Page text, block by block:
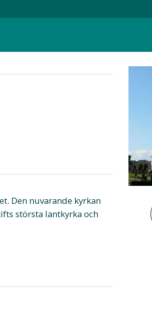
Den nuvarande kyrkan
största lantkyrka och